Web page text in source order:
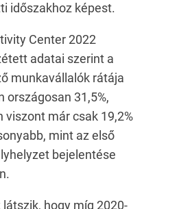
időszakhoz képest.
Center 2022
adatai szerint a
munkavállalók rátája
országosan 31,5%,
viszont már csak 19,2%
mint az első
bejelentése
hogy míg 2020-